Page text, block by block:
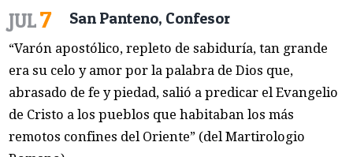
JUL7 San Panteno, Confesor
“Varón apostólico, repleto de sabiduría, tan grande
era su celo y amor por la palabra de Dios que,
abrasado de fe y piedad, salió a predicar el Evangelio
de Cristo a los pueblos que habitaban los más
remotos confines del Oriente” (del Martirologio